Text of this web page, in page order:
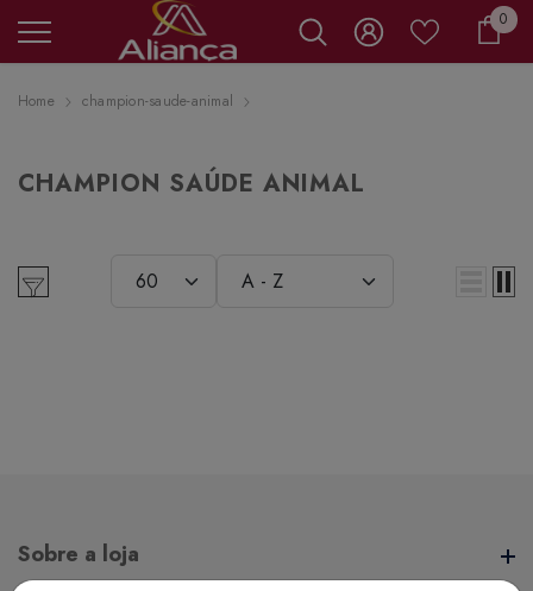
00
Home champion-saude-animal
CHAMPION SAÚDE ANIMAL
Sobre a loja